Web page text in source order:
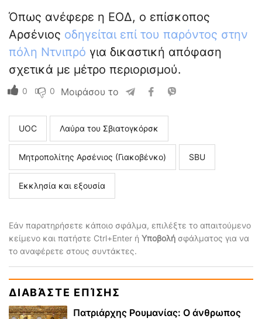
Όπως ανέφερε η ΕΟΔ, ο επίσκοπος
Αρσένιος οδηγείται επί του παρόντος στην
πόλη Ντνιπρό για δικαστική απόφαση
σχετικά με μέτρο περιορισμού.
0 0 Μοιράσου το
UOC Λαύρα του Σβιατογκόρσκ
Μητροπολίτης Αρσένιος (Γιακοβένκο) SBU
Εκκλησία και εξουσία
Εάν παρατηρήσετε κάποιο σφάλμα, επιλέξτε το απαιτούμενο
κείμενο και πατήστε Ctrl+Enter ή Υποβολή σφάλματος για να
το αναφέρετε στους συντάκτες.
ΔΙΑΒΆΣΤΕ ΕΠΊΣΗΣ
Πατριάρχης Ρουμανίας: Ο άνθρωπος